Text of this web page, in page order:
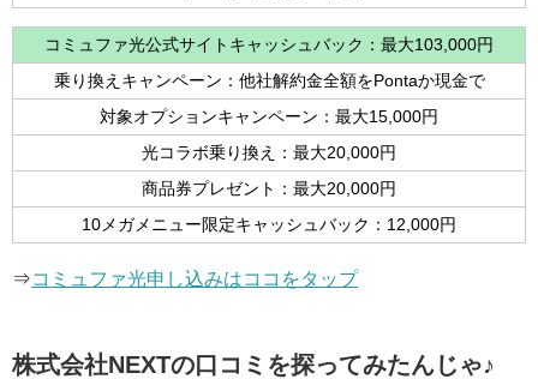
コミュファ光公式サイトキャッシュバック：最大103,000円
乗り換えキャンペーン：他社解約金全額をPontaか現金で
対象オプションキャンペーン：最大15,000円
光コラボ乗り換え：最大20,000円
商品券プレゼント：最大20,000円
10メガメニュー限定キャッシュバック：12,000円
⇒コミュファ光申し込みはココをタップ
株式会社NEXTの口コミを探ってみたんじゃ♪